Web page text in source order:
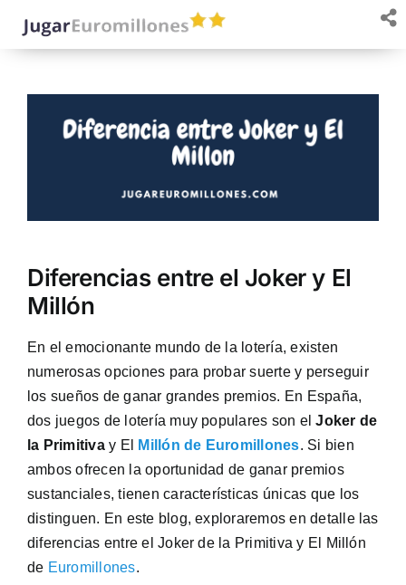
Diferencias entre el Joker y El
Millón
En el emocionante mundo de la lotería, existen
numerosas opciones para probar suerte y perseguir
los sueños de ganar grandes premios. En España,
dos juegos de lotería muy populares son elJoker de
la Primitivay El Millón de Euromillones. Si bien
ambos ofrecen la oportunidad de ganar premios
sustanciales, tienen características únicas que los
distinguen. En este blog, exploraremos en detalle las
diferencias entre el Joker de la Primitiva y El Millón
de Euromillones.